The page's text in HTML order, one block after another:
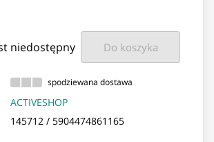
niedostępny Do koszyka
spodziewana dostawa
ACTIVESHOP
145712 / 5904474861165